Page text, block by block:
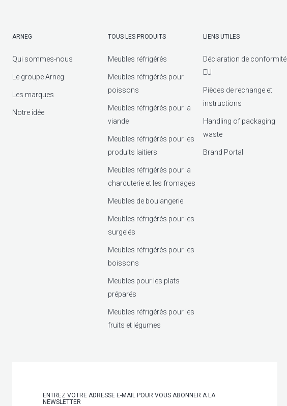
ARNEG
Qui sommes-nous
Le groupe Arneg
Les marques
Notre idée
TOUS LES PRODUITS
Meubles réfrigérés
Meubles réfrigérés pour
poissons
Meubles réfrigérés pour la
viande
Meubles réfrigérés pour les
produits laitiers
Meubles réfrigérés pour la
charcuterie et les fromages
Meubles de boulangerie
Meubles réfrigérés pour les
surgelés
Meubles réfrigérés pour les
boissons
Meubles pour les plats
préparés
Meubles réfrigérés pour les
fruits et légumes
LIENS UTILES
Déclaration de conformité
EU
Pièces de rechange et
instructions
Handling of packaging
waste
Brand Portal